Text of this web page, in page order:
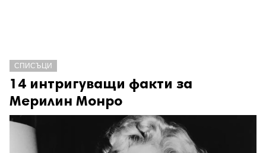
СПИСЪЦИ
14 интригуващи факти за
Мерилин Монро